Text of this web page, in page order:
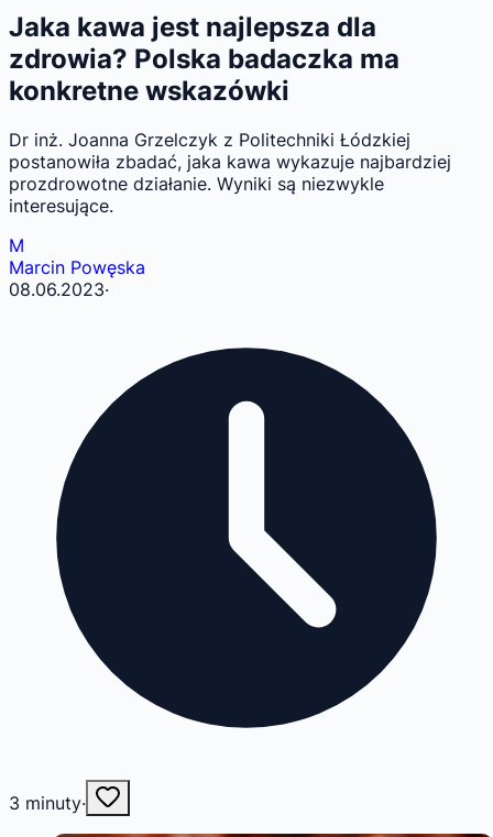
Jaka kawa jest najlepsza dla
zdrowia? Polska badaczka ma
konkretne wskazówki
Dr inż. Joanna Grzelczyk z Politechniki Łódzkiej
postanowiła zbadać, jaka kawa wykazuje najbardziej
prozdrowotne działanie. Wyniki są niezwykle
interesujące.
M
Marcin Powęska
08.06.2023·
3 minuty·